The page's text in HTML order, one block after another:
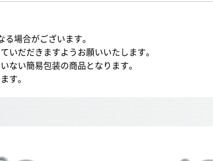
場合がございます。
だだきますようお願いいたします。
い簡易包装の商品となります。
す。